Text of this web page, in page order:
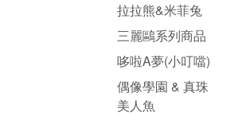
拉拉熊&米菲兔
三麗鷗系列商品
哆啦A夢(小叮噹)
偶像學園 & 真珠
美人魚